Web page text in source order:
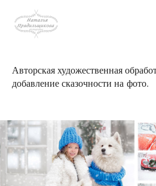
Авторская художественная
добавление сказочности на фото.